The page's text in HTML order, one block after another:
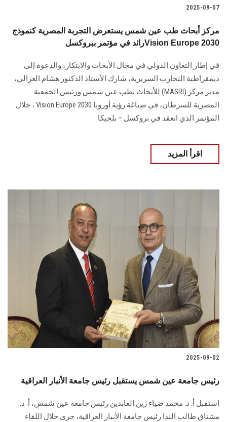
2025-09-07
مركز أبحاث طب عين شمس يستعرض التجربة المصرية كنموذج
رائد في مؤتمر ببروكسلVision Europe 2030
في إطار التعاون الدولي في مجال الأبحاث والابتكار، والدعوة إلى
ديمقراطية التجارب السريرية، شارك الأستاذ الدكتور هشام الغزالي،
مدير مركز (MASRI) للأبحاث بطب عين شمس ورئيس الجمعية
المصرية للسرطان، في صياغة رؤية أوروبا 2030 Vision Europe ، خلال
المؤتمر الذي انعقد في بروكسل – بلجيكا
اقرأ المزيد
2025-09-02
رئيس جامعة عين شمس يستقبل رئيس جامعة الأنبار العراقية
استقبل أ. د. محمد ضياء زين العابدين رئيس جامعة عين شمس، أ. د.
مشتاق طالب الندا رئيس جامعة الأنبار العراقية، جرى خلال اللقاء